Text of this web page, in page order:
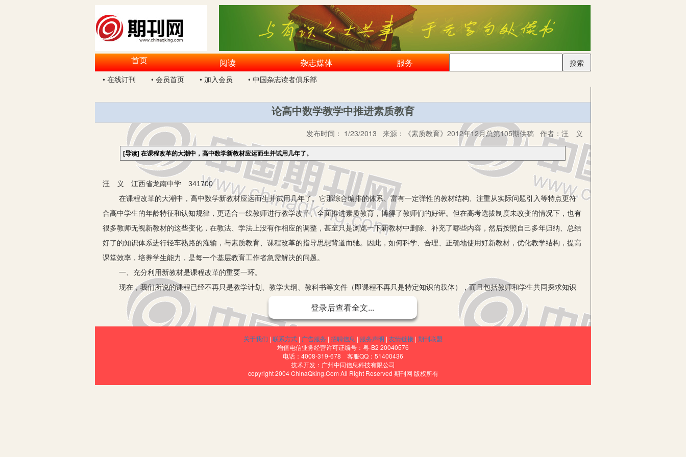
首页 阅读 杂志媒体 服务
搜索
• 在线订刊
• 会员首页 • 加入会员 • 中国杂志读者俱乐部
论高中数学教学中推进素质教育
发布时间： 1/23/2013 来源： 《素质教育》2012年12月总第105期供稿 作者： 汪 义
[导读]在课程改革的大潮中，高中数学新教材应运而生并试用几年了。
汪 义 江西省龙南中学 341700
在课程改革的大潮中，高中数学新教材应运而生并试用几年了。它那综合编排的体系、富有一定弹性的教材结构、注重从实际问题引入等特点更符
合高中学生的年龄特征和认知规律，更适合一线教师进行教学改革、全面推进素质教育，博得了教师们的好评。但在高考选拔制度未改变的情况下，也有
很多教师无视新教材的这些变化，在教法、学法上没有作相应的调整，甚至只是浏览一下新教材中删除、补充了哪些内容，然后按照自己多年归纳、总结
好了的知识体系进行轻车熟路的灌输，与素质教育、课程改革的指导思想背道而驰。因此，如何科学、合理、正确地使用好新教材，优化教学结构，提高
课堂效率，培养学生能力，是每一个基层教育工作者急需解决的问题。
一、充分利用新教材是课程改革的重要一环。
现在，我们所说的课程已经不再只是教学计划、教学大纲、教科书等文件（即课程不再只是特定知识的载体），而且包括教师和学生共同探求知识
的过程。因此，教材改革只是课程改革的突破口，而课程改革的核心环节是课程实施，是如何充分利用新教材进行教法、学法的改革。实际上，课程方案
一旦确定，教学改革就成了课程改革的重头戏。如果教学观念不更新，教学方式不转变，新编教材得不到充分利用，课程改革就会流于形式、事倍功半甚
高中数学新教材的很多特点更适合实施素质教育。现在的高中数学新教材是根据教育部颁布的新课程计划和新教学大纲，在两省一市试验教材的基
登录后查看全文...
关于我们 | 联系方式 | 广告服务 | 招聘信息 | 服务声明 | 友情链接 | 期刊联盟
增值电信业务经营许可证编号：粤-B2 20040576
电话：4008-319-678 客服QQ：51400436
技术开发：广州中同信息科技有限公司
copyright 2004 ChinaQking.Com All Right Reserved 期刊网 版权所有